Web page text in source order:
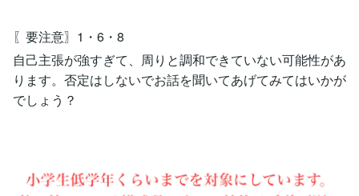
〖要注意〗1・6・8
自己主張が強すぎて、周りと調和できていない可能性があ
ります。否定はしないでお話を聞いてあげてみてはいかが
でしょう？